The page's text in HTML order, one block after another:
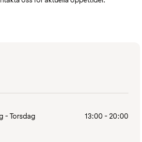
- Torsdag 13:00 - 20:00